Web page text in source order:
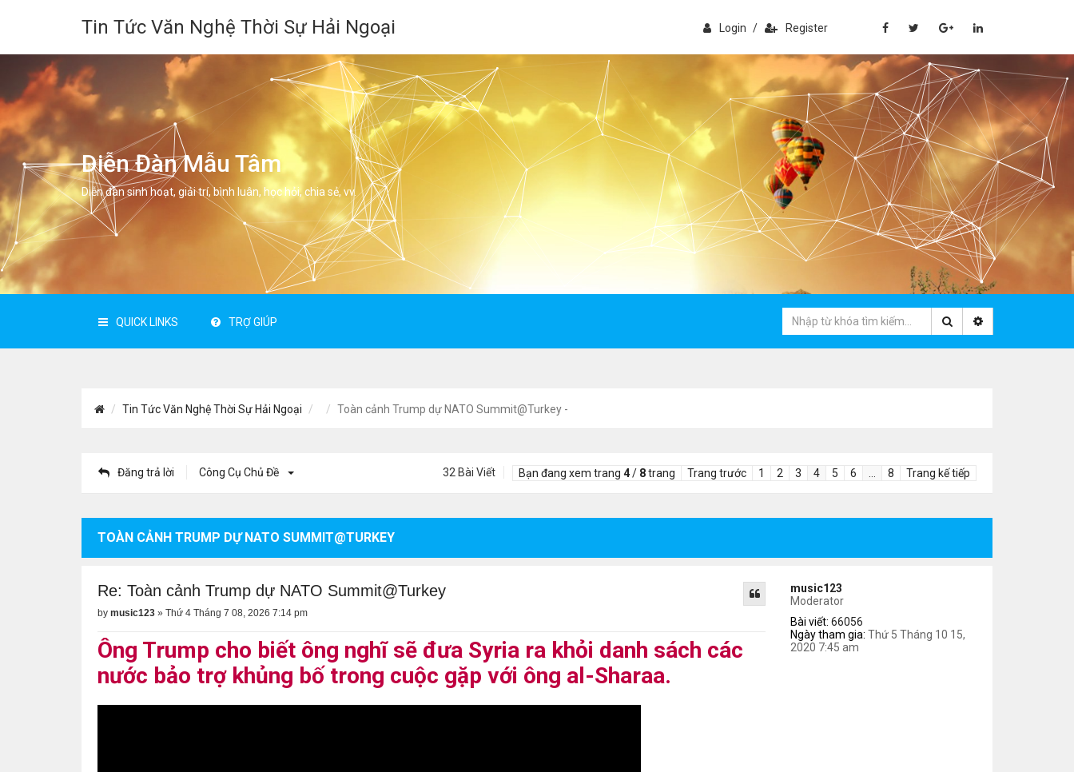
Tin Tức Văn Nghệ Thời Sự Hải Ngoại Login / Register
Diễn Đàn Mẫu Tâm
Diễn đàn sinh hoạt, giải trí, bình luân, học hỏi, chia sẻ, vv.
QUICK LINKS TRỢ GIÚP
Tin Tức Văn Nghệ Thời Sự Hải Ngoại Toàn cảnh Trump dự NATO Summit@Turkey -
Đăng trả lời Công Cụ Chủ Đề 32 Bài Viết Bạn đang xem trang 4/ 8trang Trang trước 1 2 3 4 5 6 8 Trang kế tiếp
TOÀN CẢNH TRUMP DỰ NATO SUMMIT@TURKEY
music123
Moderator
Bài viết: 66056
Ngày tham gia: Thứ 5 Tháng 10 15,
2020 7:45 am
Re: Toàn cảnh Trump dự NATO Summit@Turkey
by music123 » Thứ 4 Tháng 7 08, 2026 7:14 pm
Ông Trump cho biết ông nghĩ sẽ đưa Syria ra khỏi danh sách các
nước bảo trợ khủng bố trong cuộc gặp với ông al-Sharaa.